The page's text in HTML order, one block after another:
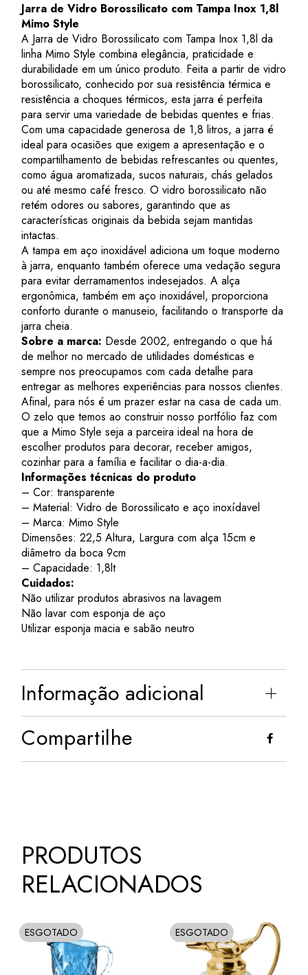
Jarra de Vidro Borossilicato com Tampa Inox 1,8l
Mimo Style
A Jarra de Vidro Borossilicato com Tampa Inox 1,8l da
linha Mimo Style combina elegância, praticidade e
durabilidade em um único produto. Feita a partir de vidro
borossilicato, conhecido por sua resistência térmica e
resistência a choques térmicos, esta jarra é perfeita
para servir uma variedade de bebidas quentes e frias.
Com uma capacidade generosa de 1,8 litros, a jarra é
ideal para ocasiões que exigem a apresentação e o
compartilhamento de bebidas refrescantes ou quentes,
como água aromatizada, sucos naturais, chás gelados
ou até mesmo café fresco. O vidro borossilicato não
retém odores ou sabores, garantindo que as
características originais da bebida sejam mantidas
intactas.
A tampa em aço inoxidável adiciona um toque moderno
à jarra, enquanto também oferece uma vedação segura
para evitar derramamentos indesejados. A alça
ergonômica, também em aço inoxidável, proporciona
conforto durante o manuseio, facilitando o transporte da
jarra cheia.
Sobre a marca: Desde 2002, entregando o que há
de melhor no mercado de utilidades domésticas e
sempre nos preocupamos com cada detalhe para
entregar as melhores experiências para nossos clientes.
Afinal, para nós é um prazer estar na casa de cada um.
O zelo que temos ao construir nosso portfólio faz com
que a Mimo Style seja a parceira ideal na hora de
escolher produtos para decorar, receber amigos,
cozinhar para a família e facilitar o dia-a-dia.
Informações técnicas do produto
– Cor: transparente
– Material: Vidro de Borossilicato e aço inoxídavel
– Marca: Mimo Style
Dimensões: 22,5 Altura, Largura com alça 15cm e
diâmetro da boca 9cm
– Capacidade: 1,8lt
Cuidados:
Não utilizar produtos abrasivos na lavagem
Não lavar com esponja de aço
Utilizar esponja macia e sabão neutro
Informação adicional
Compartilhe
PRODUTOS
RELACIONADOS
ESGOTADO
SOLD ESGOTADO
SOLD